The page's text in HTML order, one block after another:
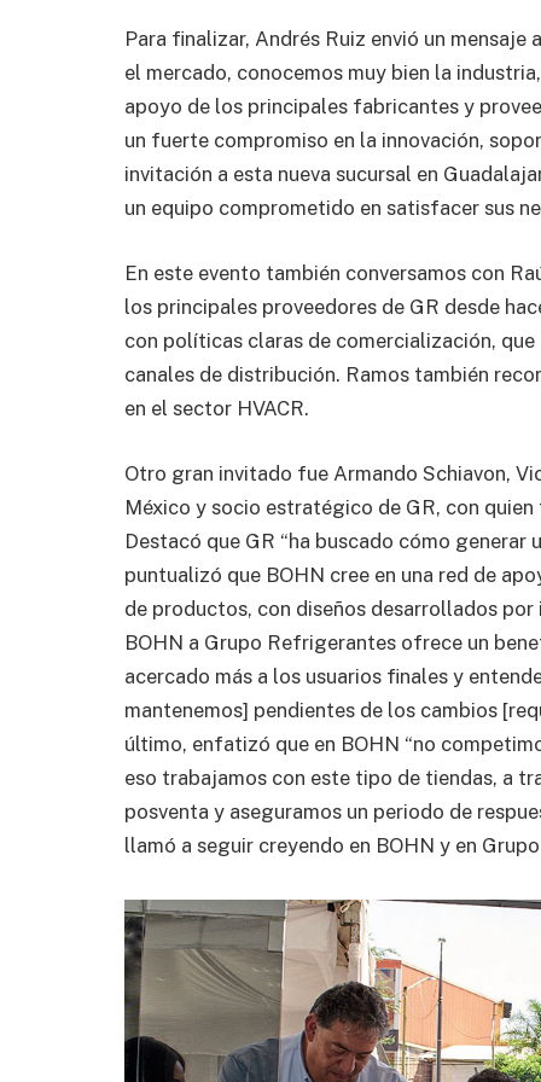
Para finalizar, Andrés Ruiz envió un mensaje
el mercado, conocemos muy bien la
apoyo de los principales fabricantes y
un fuerte compromiso en la innovación,
invitación a esta nueva sucursal en
un equipo comprometido en satisfacer sus
En este evento también conversamos con
los principales proveedores de GR desde
con políticas claras de comercialización,
canales de distribución. Ramos también
en el sector HVACR.
Otro gran invitado fue Armando Schiavon,
México y socio estratégico de GR, con
Destacó que GR “ha buscado cómo generar
puntualizó que BOHN cree en una red de
de productos, con diseños desarrollados por
BOHN a Grupo Refrigerantes ofrece un
acercado más a los usuarios finales y
mantenemos] pendientes de los cambios
último, enfatizó que en BOHN “no
eso trabajamos con este tipo de tiendas, a
posventa y aseguramos un periodo de
llamó a seguir creyendo en BOHN y en